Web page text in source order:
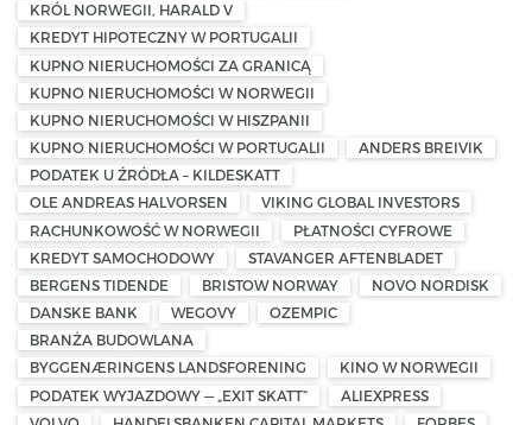
KRÓL NORWEGII, HARALD V
KREDYT HIPOTECZNY W PORTUGALII
KUPNO NIERUCHOMOŚCI ZA GRANICĄ
KUPNO NIERUCHOMOŚCI W NORWEGII
KUPNO NIERUCHOMOŚCI W HISZPANII
KUPNO NIERUCHOMOŚCI W PORTUGALII
ANDERS BREIVIK
PODATEK U ŹRÓDŁA – KILDESKATT
OLE ANDREAS HALVORSEN
VIKING GLOBAL INVESTORS
RACHUNKOWOŚĆ W NORWEGII
PŁATNOŚCI CYFROWE
KREDYT SAMOCHODOWY
STAVANGER AFTENBLADET
BERGENS TIDENDE
BRISTOW NORWAY
NOVO NORDISK
DANSKE BANK
WEGOVY
OZEMPIC
BRANŻA BUDOWLANA
BYGGENÆRINGENS LANDSFORENING
KINO W NORWEGII
PODATEK WYJAZDOWY — „EXIT SKATT”
ALIEXPRESS